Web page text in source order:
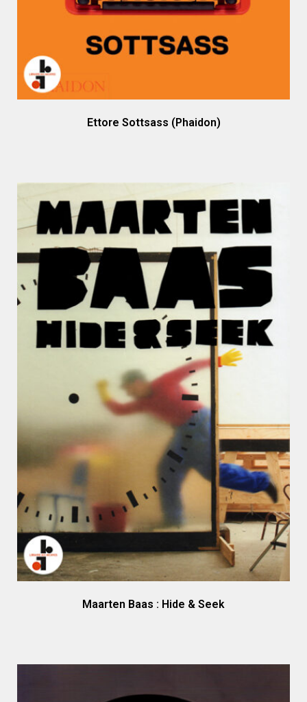
Ettore Sottsass (Phaidon)
Maarten Baas : Hide & Seek